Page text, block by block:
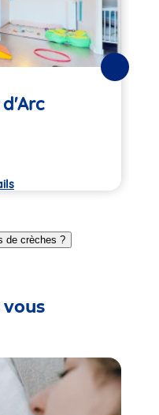
de crèches ?